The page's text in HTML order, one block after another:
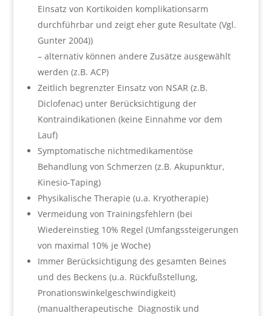
Einsatz von Kortikoiden komplikationsarm
durchführbar und zeigt eher gute Resultate (Vgl.
Gunter 2004))
– alternativ können andere Zusätze ausgewählt
werden (z.B. ACP)
Zeitlich begrenzter Einsatz von NSAR (z.B.
Diclofenac) unter Berücksichtigung der
Kontraindikationen (keine Einnahme vor dem
Lauf)
Symptomatische nichtmedikamentöse
Behandlung von Schmerzen (z.B. Akupunktur,
Kinesio-Taping)
Physikalische Therapie (u.a. Kryotherapie)
Vermeidung von Trainingsfehlern (bei
Wiedereinstieg 10% Regel (Umfangssteigerungen
von maximal 10% je Woche)
Immer Berücksichtigung des gesamten Beines
und des Beckens (u.a. Rückfußstellung,
Pronationswinkelgeschwindigkeit)
(manualtherapeutische Diagnostik und